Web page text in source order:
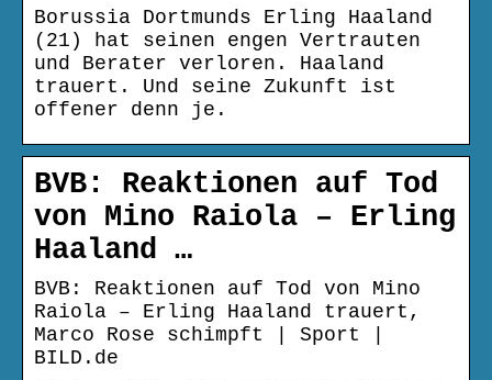
Borussia Dortmunds Erling Haaland
(21) hat seinen engen Vertrauten
und Berater verloren. Haaland
trauert. Und seine Zukunft ist
offener denn je.
BVB: Reaktionen auf Tod
von Mino Raiola – Erling
Haaland …
BVB: Reaktionen auf Tod von Mino
Raiola – Erling Haaland trauert,
Marco Rose schimpft | Sport |
BILD.de